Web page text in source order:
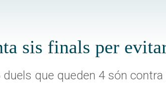
sis finals per
que queden 4 són